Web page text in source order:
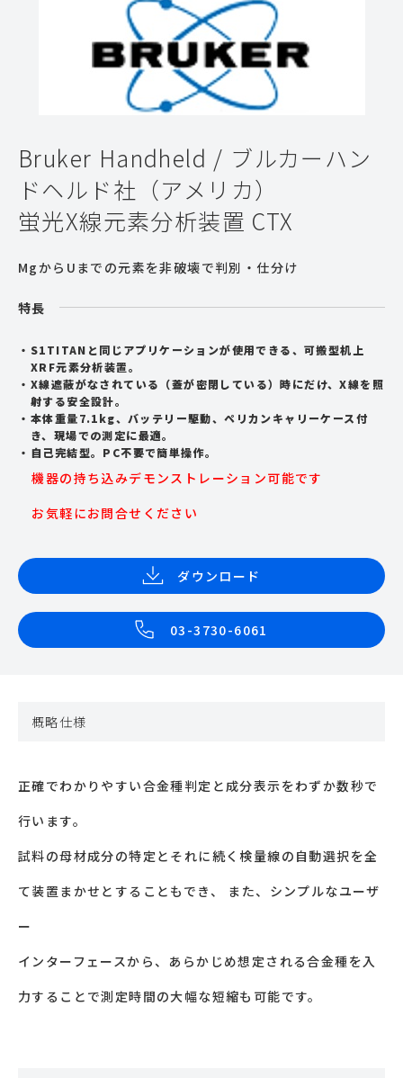
Bruker Handheld / ブルカーハン
ドヘルド社（アメリカ）
蛍光X線元素分析装置 CTX
MgからUまでの元素を非破壊で判別・仕分け
特長
S1TITAN と同じアプリケーションが使用できる、可搬型机上
XRF元素分析装置。
X線遮蔽がなされている（蓋が密閉している）時にだけ、X線を照
射する安全設計。
本体重量7.1kg、 バッテリー駆動、ペリカンキャリーケース付
き、現場での測定に最適。
自己完結型。 PC不要で簡単操作。
機器の持ち込みデモンストレーション可能です
お気軽にお問合せください
ダウンロード
03-3730-6061
概略仕様
正確でわかりやすい合金種判定と成分表示をわずか数秒で
行います。
試料の母材成分の特定とそれに続く検量線の自動選択を全
て装置まかせとすることもでき、 また、シンプルなユーザ
ー
インターフェースから、あらかじめ想定される合金種を入
力することで測定時間の大幅な短縮も可能です。